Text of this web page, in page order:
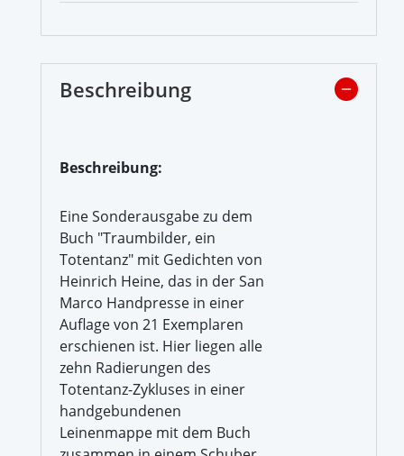
Beschreibung
Beschreibung:
Eine Sonderausgabe zu dem
Buch "Traumbilder, ein
Totentanz" mit Gedichten von
Heinrich Heine, das in der San
Marco Handpresse in einer
Auflage von 21 Exemplaren
erschienen ist. Hier liegen alle
zehn Radierungen des
Totentanz-Zykluses in einer
handgebundenen
Leinenmappe mit dem Buch